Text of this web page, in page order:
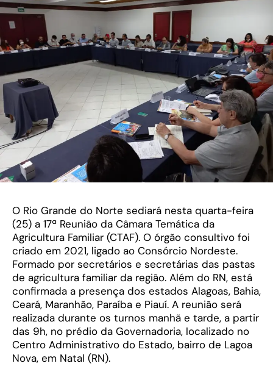
O Rio Grande do Norte sediará nesta quarta-feira
(25) a 17ª Reunião da Câmara Temática da
Agricultura Familiar (CTAF). O órgão consultivo foi
criado em 2021, ligado ao Consórcio Nordeste.
Formado por secretários e secretárias das pastas
de agricultura familiar da região. Além do RN, está
confirmada a presença dos estados Alagoas, Bahia,
Ceará, Maranhão, Paraíba e Piauí. A reunião será
realizada durante os turnos manhã e tarde, a partir
das 9h, no prédio da Governadoria, localizado no
Centro Administrativo do Estado, bairro de Lagoa
Nova, em Natal (RN).